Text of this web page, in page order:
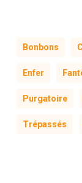
Bonbons
Enfer
Purgatoire
Trépassés